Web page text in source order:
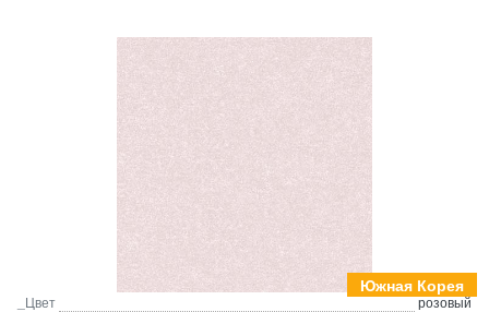
Южная Корея
_Цвет
розовый